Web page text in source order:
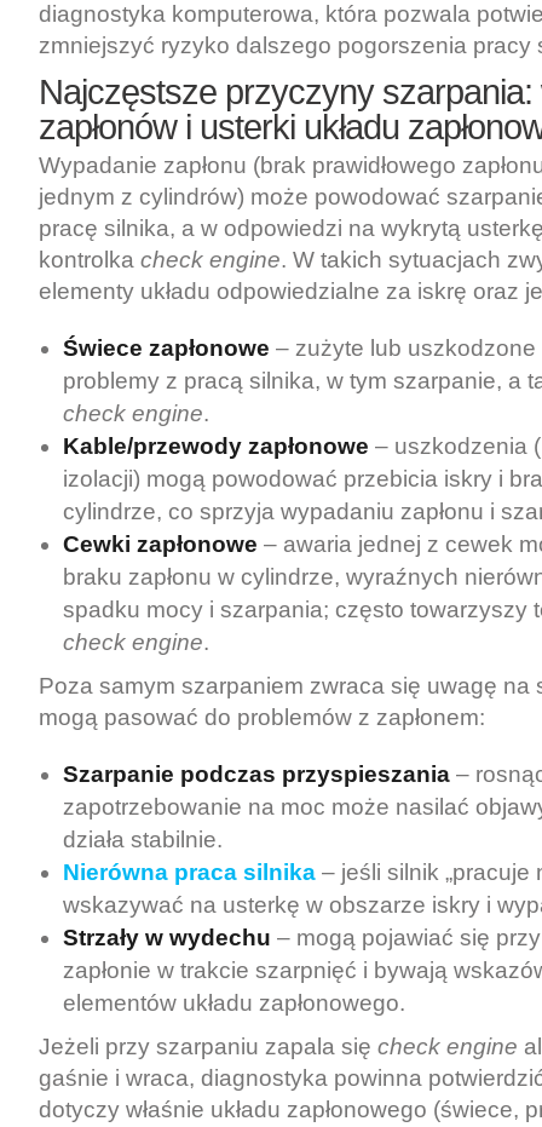
diagnostyka komputerowa, która pozwala
zmniejszyć ryzyko dalszego pogorszenia pracy
Najczęstsze przyczyny
zapłonów i usterki układu
Wypadanie zapłonu (brak prawidłowego
jednym z cylindrów) może powodować
pracę silnika, a w odpowiedzi na wykrytą
kontrolka check engine. W takich sytuacjach
elementy układu odpowiedzialne za iskrę oraz
Świece zapłonowe – zużyte lub
problemy z pracą silnika, w tym szarpanie, a
check engine.
Kable/przewody zapłonowe – uszkodzenia
izolacji) mogą powodować przebicia iskry i
cylindrze, co sprzyja wypadaniu zapłonu i
Cewki zapłonowe – awaria jednej z cewek
braku zapłonu w cylindrze, wyraźnych
spadku mocy i szarpania; często towarzyszy
check engine.
Poza samym szarpaniem zwraca się uwagę na
mogą pasować do problemów z zapłonem:
Szarpanie podczas przyspieszania –
zapotrzebowanie na moc może nasilać
działa stabilnie.
Nierówna praca silnika – jeśli silnik „pracuje
wskazywać na usterkę w obszarze iskry i
Strzały w wydechu – mogą pojawiać się
zapłonie w trakcie szarpnięć i bywają
elementów układu zapłonowego.
Jeżeli przy szarpaniu zapala się check engine
gaśnie i wraca, diagnostyka powinna
dotyczy właśnie układu zapłonowego (świece,